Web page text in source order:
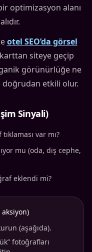
optimizasyon alanı
otel SEO’da görsel
karttan siteye geçip
görünürlüğe ne
etkili olur.
Sinyali)
var mı?
mu (oda, dış cephe,
eklendi mi?
aksiyon)
(aşağıda).
fotoğrafları